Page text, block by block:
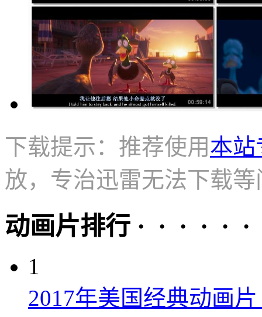
下载提示：推荐使用本站
放，专治迅雷无法下载等
动画片排行 · · · · · ·
1
2017年美国经典动画